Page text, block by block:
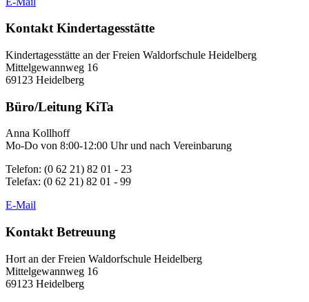
Kontakt Kindertagesstätte
Kindertagesstätte an der Freien Waldorfschule Heidelberg
Mittelgewannweg 16
69123 Heidelberg
Büro/Leitung KiTa
Anna Kollhoff
Mo-Do von 8:00-12:00 Uhr und nach Vereinbarung
Telefon: (0 62 21) 82 01 - 23
Telefax: (0 62 21) 82 01 - 99
E-Mail
Kontakt Betreuung
Hort an der Freien Waldorfschule Heidelberg
Mittelgewannweg 16
69123 Heidelberg